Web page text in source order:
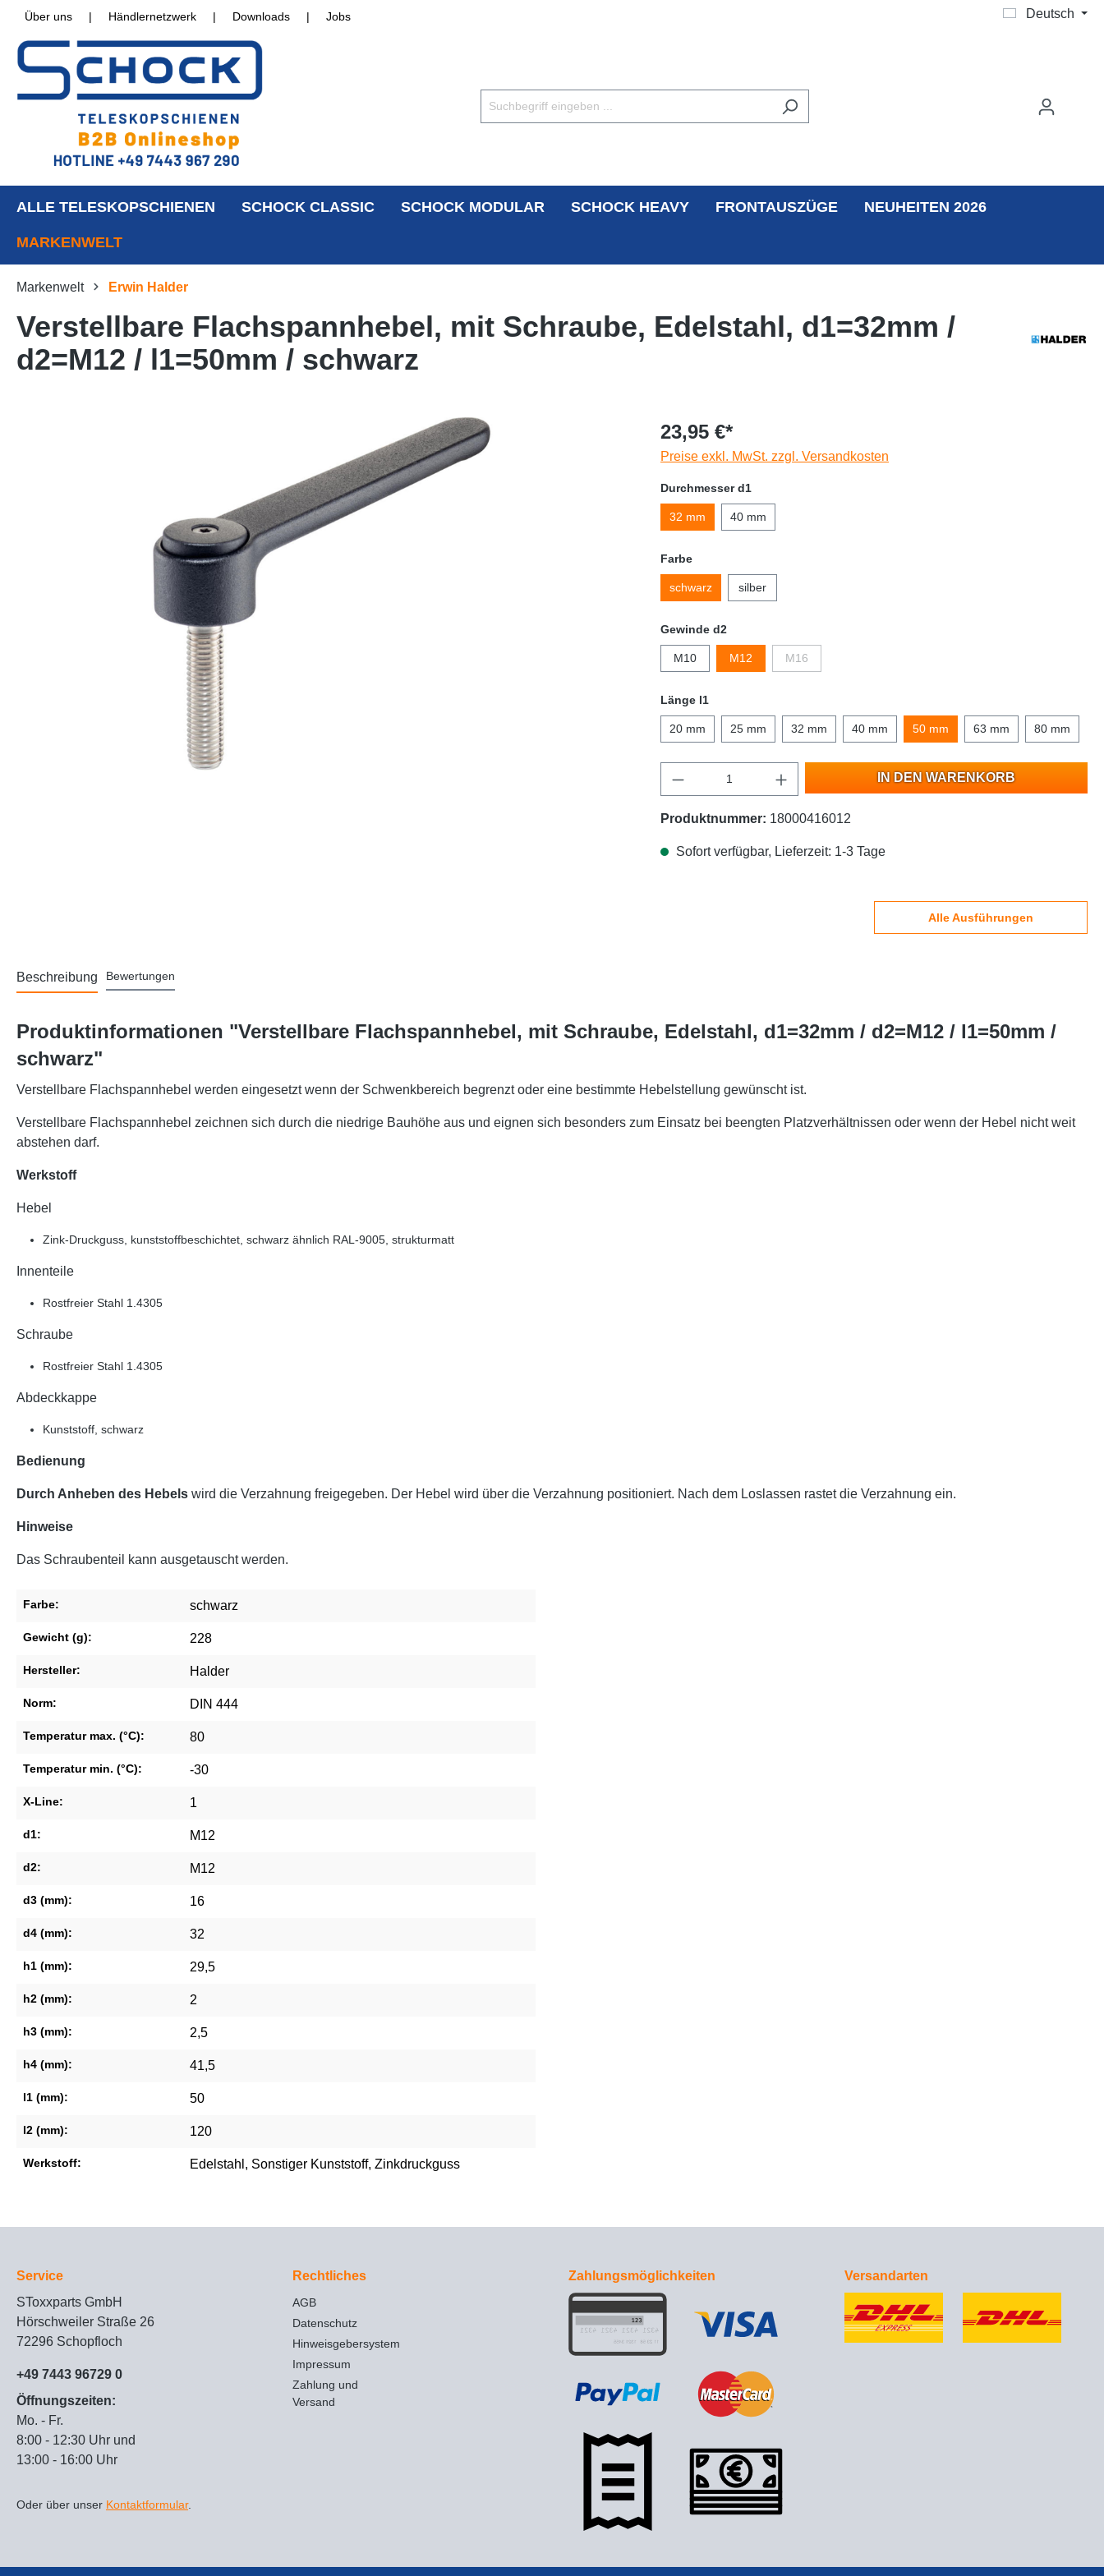
Über uns | Händlernetzwerk | Downloads | Jobs Deutsch
ALLE TELESKOPSCHIENEN SCHOCK CLASSIC SCHOCK MODULAR SCHOCK HEAVY FRONTAUSZÜGE NEUHEITEN 2026
MARKENWELT
Markenwelt Erwin Halder
Verstellbare Flachspannhebel, mit Schraube, Edelstahl, d1=32mm /
d2=M12 / l1=50mm / schwarz
23,95 €*
Preise exkl. MwSt. zzgl. Versandkosten
Durchmesser d1
32 mm 40 mm
Farbe
schwarz silber
Gewinde d2
M10 M12 M16
Länge l1
20 mm 25 mm 32 mm 40 mm 50 mm 63 mm 80 mm
IN DEN WARENKORB
Produktnummer: 18000416012
Sofort verfügbar, Lieferzeit: 1-3 Tage
Alle Ausführungen
Beschreibung Bewertungen
Produktinformationen "Verstellbare Flachspannhebel, mit Schraube, Edelstahl, d1=32mm / d2=M12 / l1=50mm /
schwarz"
Verstellbare Flachspannhebel werden eingesetzt wenn der Schwenkbereich begrenzt oder eine bestimmte Hebelstellung gewünscht ist.
Verstellbare Flachspannhebel zeichnen sich durch die niedrige Bauhöhe aus und eignen sich besonders zum Einsatz bei beengten Platzverhältnissen oder wenn der Hebel nicht weit
abstehen darf.
Werkstoff
Hebel
Zink-Druckguss, kunststoffbeschichtet, schwarz ähnlich RAL-9005, strukturmatt
Innenteile
Rostfreier Stahl 1.4305
Schraube
Rostfreier Stahl 1.4305
Abdeckkappe
Kunststoff, schwarz
Bedienung
Durch Anheben des Hebels wird die Verzahnung freigegeben. Der Hebel wird über die Verzahnung positioniert. Nach dem Loslassen rastet die Verzahnung ein.
Hinweise
Das Schraubenteil kann ausgetauscht werden.
Farbe: schwarz
Gewicht (g): 228
Hersteller: Halder
Norm: DIN 444
Temperatur max. (°C): 80
Temperatur min. (°C): -30
X-Line: 1
d1: M12
d2: M12
d3 (mm): 16
d4 (mm): 32
h1 (mm): 29,5
h2 (mm): 2
h3 (mm): 2,5
h4 (mm): 41,5
l1 (mm): 50
l2 (mm): 120
Werkstoff: Edelstahl , Sonstiger Kunststoff, Zinkdruckguss
Service
SToxxparts GmbH
Hörschweiler Straße 26
72296 Schopfloch
+49 7443 96729 0
Öffnungszeiten:
Mo. - Fr.
8:00 - 12:30 Uhr und
13:00 - 16:00 Uhr
Oder über unser Kontaktformular.
Rechtliches
AGB
Datenschutz
Hinweisgebersystem
Impressum
Zahlung und
Versand
Zahlungsmöglichkeiten Versandarten